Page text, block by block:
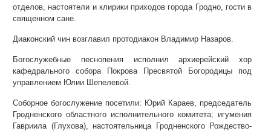
отделов, настоятели и клирики приходов города Гродно, гости в
священном сане.
Диаконский чин возглавил протодиакон Владимир Назаров.
Богослужебные песнопения исполнил архиерейский хор
кафедрального собора Покрова Пресвятой Богородицы под
управлением Юлии Шепелевой.
Соборное богослужение посетили: Юрий Караев, председатель
Гродненского областного исполнительного комитета; игумения
Гавриила (Глухова), настоятельница Гродненского Рождество-